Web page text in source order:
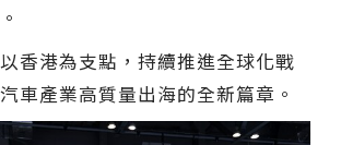
香港為支點，持續推進全球化戰
車產業高質量出海的全新篇章。